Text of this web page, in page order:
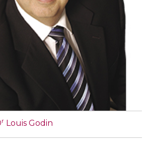
r Louis Godin